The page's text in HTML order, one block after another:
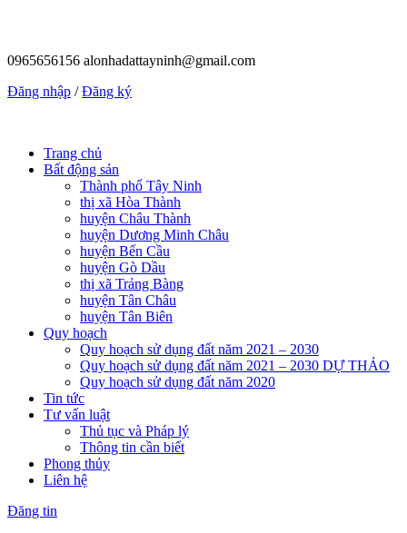
0965656156 alonhadattayninh@gmail.com
Đăng nhập /Đăng ký
Trang chủ
Bất động sản
Thành phố Tây Ninh
thị xã Hòa Thành
huyện Châu Thành
huyện Dương Minh Châu
huyện Bến Cầu
huyện Gò Dầu
thị xã Trảng Bàng
huyện Tân Châu
huyện Tân Biên
Quy hoạch
Quy hoạch sử dụng đất năm 2021 – 2030
Quy hoạch sử dụng đất năm 2021 – 2030 DỰ THẢO
Quy hoạch sử dụng đất năm 2020
Tin tức
Tư vấn luật
Thủ tục và Pháp lý
Thông tin cần biết
Phong thủy
Liên hệ
Đăng tin